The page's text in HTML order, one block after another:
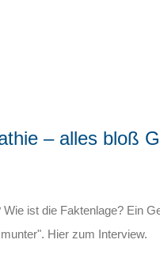
– alles bloß
ist die Faktenlage? Ein
Hier zum Interview.